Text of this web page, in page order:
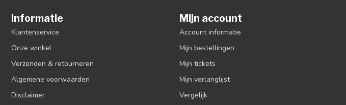
Informatie
Klantenservice
Onze winkel
Verzenden & retourneren
Algemene voorwaarden
Disclaimer
Mijn account
Account informatie
Mijn bestellingen
Mijn tickets
Mijn verlanglijst
Vergelijk